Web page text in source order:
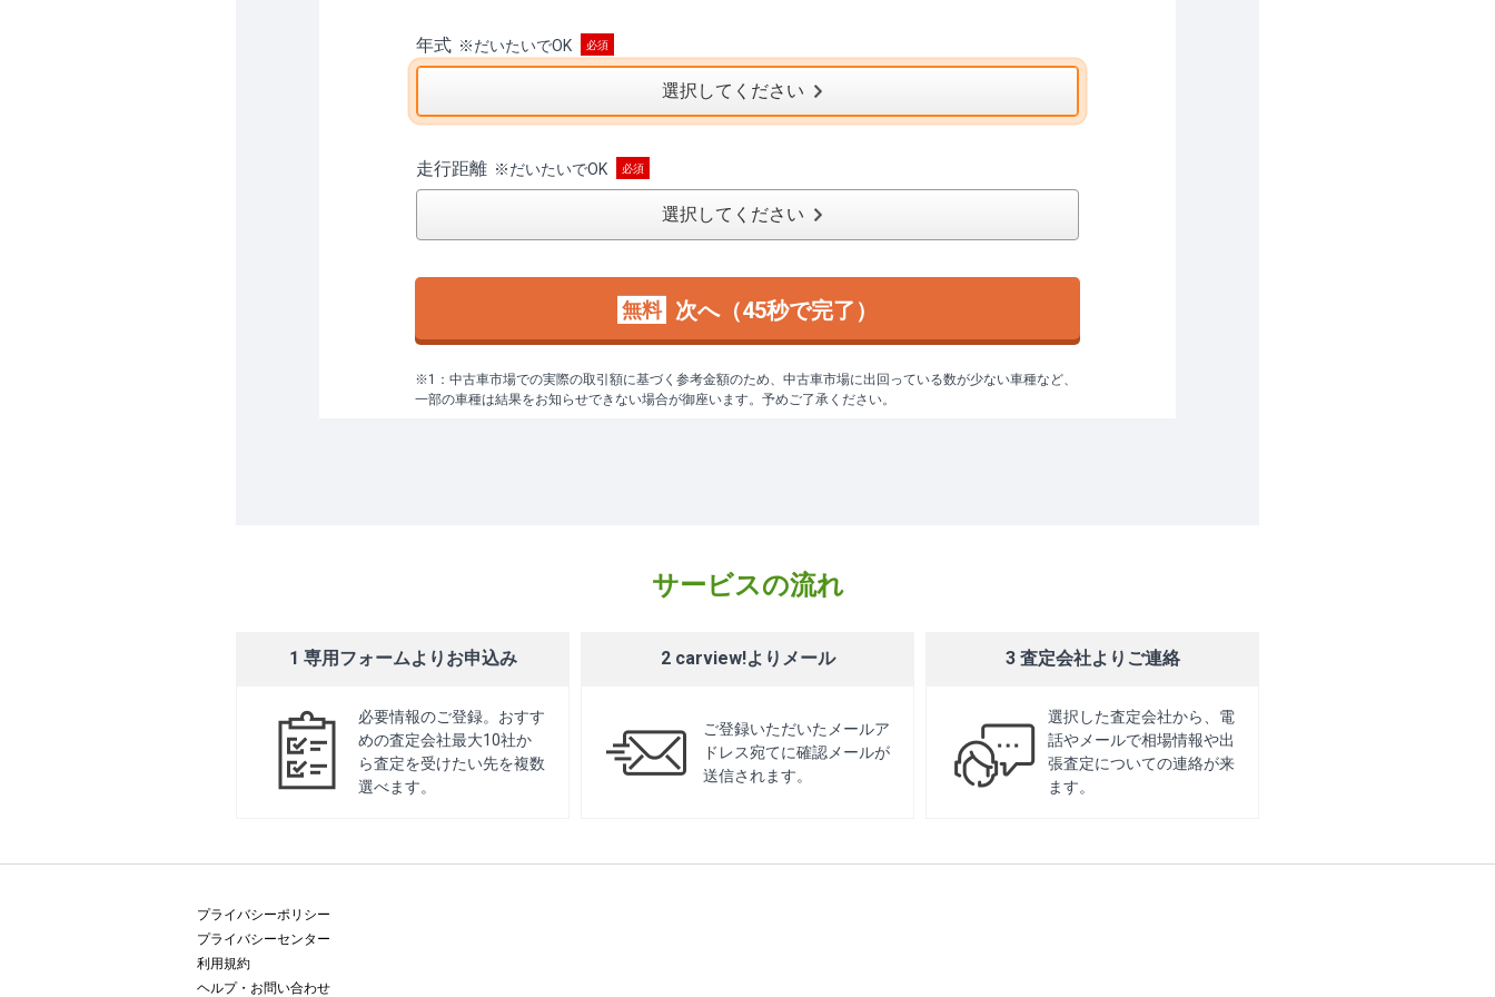
年式 ※だいたいでOK
選択してください
走行距離 ※だいたいでOK
選択してください
無料 次へ（45秒で完了）
※1：中古車市場での実際の取引額に基づく参考金額のため、中古車市場に出回っている数が少ない車種など、
一部の車種は結果をお知らせできない場合が御座います。予めご了承ください。
サービスの流れ
1 専用フォームよりお申込み
必要情報のご登録。おすす
めの査定会社最大10社か
ら査定を受けたい先を複数
選べます。
2 carview!よりメール
ご登録いただいたメールア
ドレス宛てに確認メールが
送信されます。
3 査定会社よりご連絡
選択した査定会社から、電
話やメールで相場情報や出
張査定についての連絡が来
ます。
プライバシーポリシー
プライバシーセンター
利用規約
ヘルプ・お問い合わせ